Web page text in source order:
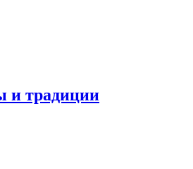
и традиции